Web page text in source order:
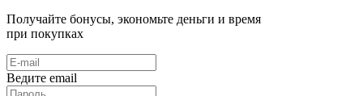
Получайте бонусы, экономьте деньги и время
при покупках
Ведите email